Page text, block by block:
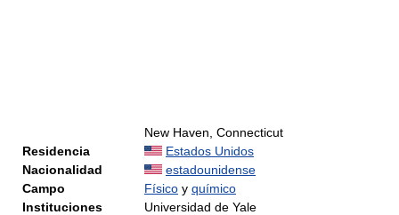
New Haven, Connecticut
Residencia
Estados Unidos
Nacionalidad
estadounidense
Campo
Físico y químico
Instituciones
Universidad de Yale